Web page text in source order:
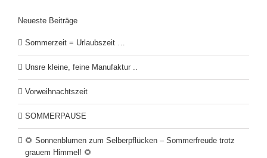
Neueste Beiträge
Sommerzeit = Urlaubszeit …
Unsre kleine, feine Manufaktur ..
Vorweihnachtszeit
SOMMERPAUSE
🌻 Sonnenblumen zum Selberpflücken – Sommerfreude trotz
grauem Himmel! 🌻